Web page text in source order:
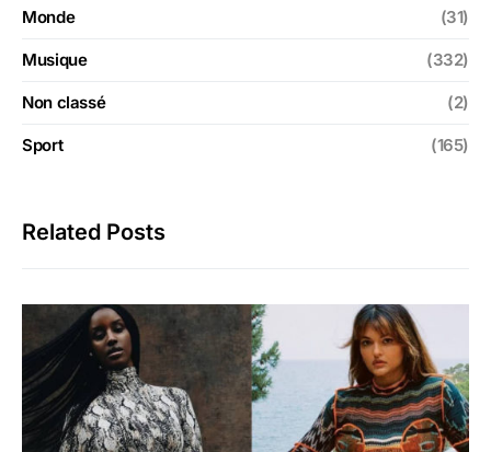
Monde (31)
Musique (332)
Non classé (2)
Sport (165)
Related Posts